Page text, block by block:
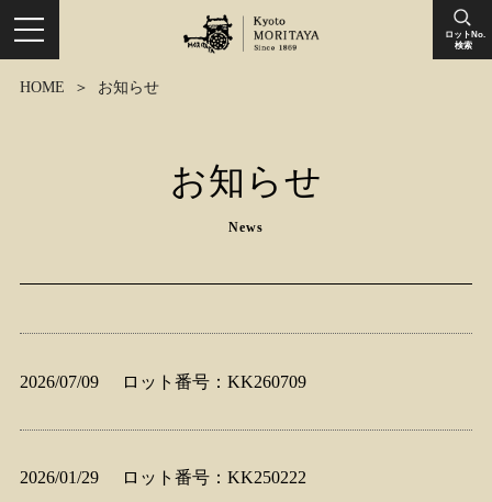
ロットNo.
検索
HOME お知らせ
お知らせ
News
2026/07/09 ロット番号：KK260709
2026/01/29 ロット番号：KK250222